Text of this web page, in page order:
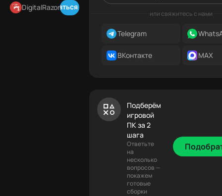
DigitalRazor
Подписаться в Telegram
или свяжитесь с нами
Telegram
ВКонтакте MAX
Подберём
игровой
ПК за 2
шага
Ответьте
на
несколько
вопросов —
покажем
готовые
сборки